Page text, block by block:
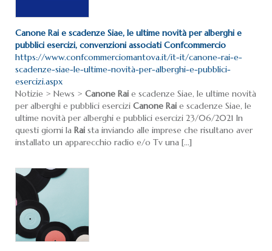
Canone Rai e scadenze Siae, le ultime novità per alberghi e
pubblici esercizi, convenzioni associati Confcommercio
https://www.confcommerciomantova.it/it-it/canone-rai-e-
scadenze-siae-le-ultime-novità-per-alberghi-e-pubblici-
esercizi.aspx
Notizie > News > Canone Rai e scadenze Siae, le ultime novità
per alberghi e pubblici esercizi Canone Rai e scadenze Siae, le
ultime novità per alberghi e pubblici esercizi 23/06/2021 In
questi giorni la Rai sta inviando alle imprese che risultano aver
installato un apparecchio radio e/o Tv una [...]